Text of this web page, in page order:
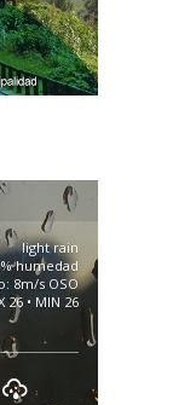
light rain
humedad
8m/s OSO
26 • MIN 26